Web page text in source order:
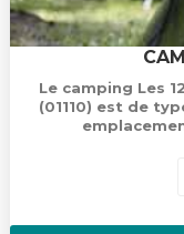
Le camping Les
(01110) est de